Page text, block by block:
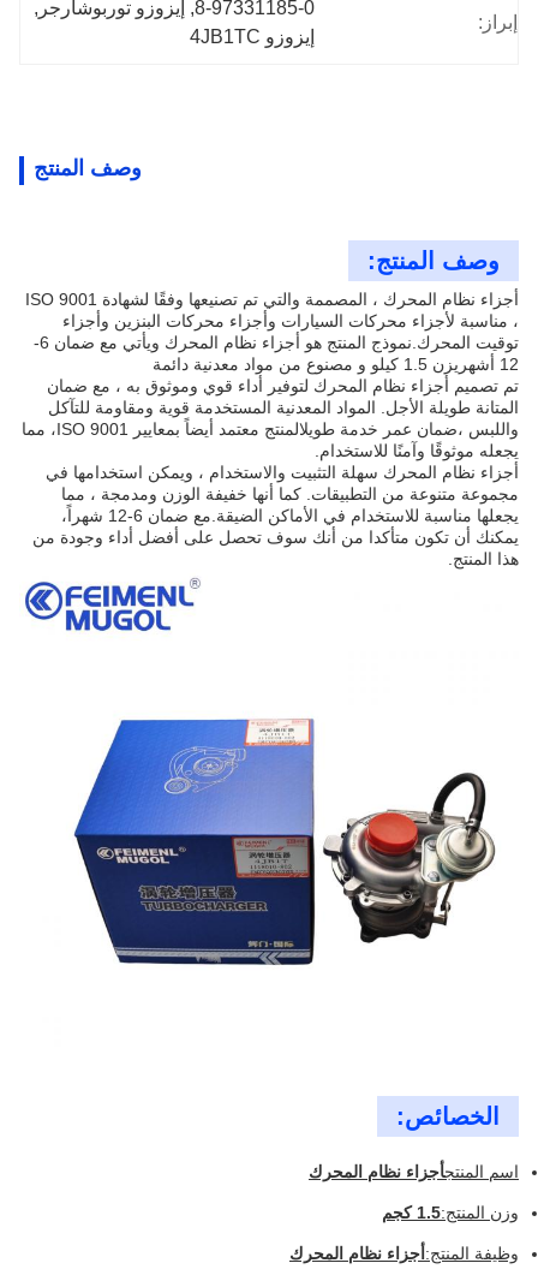
إبراز:
8-97331185-0
, إيزوزو توربوشارجر,
إيزوزو 4JB1TC
وصف المنتج
وصف المنتج:
أجزاء نظام المحرك ، المصممة والتي تم تصنيعها وفقًا لشهادة ISO 9001
، مناسبة لأجزاء محركات السيارات وأجزاء محركات البنزين وأجزاء
توقيت المحرك.نموذج المنتج هو أجزاء نظام المحرك ويأتي مع ضمان 6-
12 أشهريزن 1.5 كيلو و مصنوع من مواد معدنية دائمة
تم تصميم أجزاء نظام المحرك لتوفير أداء قوي وموثوق به ، مع ضمان
المتانة طويلة الأجل. المواد المعدنية المستخدمة قوية ومقاومة للتآكل
واللبس ،ضمان عمر خدمة طويلالمنتج معتمد أيضاً بمعايير ISO 9001، مما
يجعله موثوقًا وآمنًا للاستخدام.
أجزاء نظام المحرك سهلة التثبيت والاستخدام ، ويمكن استخدامها في
مجموعة متنوعة من التطبيقات. كما أنها خفيفة الوزن ومدمجة ، مما
يجعلها مناسبة للاستخدام في الأماكن الضيقة.مع ضمان 6-12 شهراً،
يمكنك أن تكون متأكدا من أنك سوف تحصل على أفضل أداء وجودة من
هذا المنتج.
الخصائص:
اسم المنتجأجزاء نظام المحرك
وزن المنتج:1.5 كجم
وظيفة المنتج:أجزاء نظام المحرك